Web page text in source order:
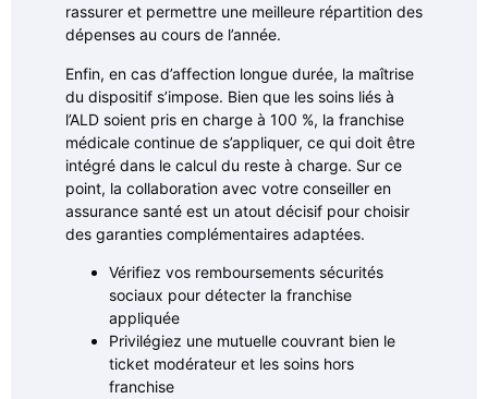
rassurer et permettre une meilleure répartition des
dépenses au cours de l’année.
Enfin, en cas d’affection longue durée, la maîtrise
du dispositif s’impose. Bien que les soins liés à
l’ALD soient pris en charge à 100 %, la franchise
médicale continue de s’appliquer, ce qui doit être
intégré dans le calcul du reste à charge. Sur ce
point, la collaboration avec votre conseiller en
assurance santé est un atout décisif pour choisir
des garanties complémentaires adaptées.
Vérifiez vos remboursements sécurités
sociaux pour détecter la franchise
appliquée
Privilégiez une mutuelle couvrant bien le
ticket modérateur et les soins hors
franchise